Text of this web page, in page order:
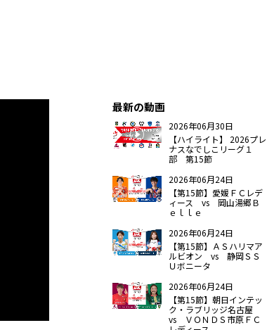
最新の動画
2026年06月30日
【ハイライト】 2026プレ
ナスなでしこリーグ１
部 第15節
2026年06月24日
【第15節】愛媛ＦＣレデ
ィース vs 岡山湯郷Ｂ
ｅｌｌｅ
2026年06月24日
【第15節】ＡＳハリマア
ルビオン vs 静岡ＳＳ
Ｕボニータ
2026年06月24日
【第15節】朝日インテッ
ク・ラブリッジ名古屋
vs ＶＯＮＤＳ市原ＦＣ